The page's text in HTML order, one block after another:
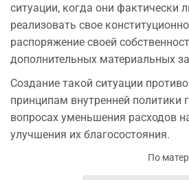
ситуации, когда они фактически
реализовать свое
распоряжение своей
дополнительных материальных
Создание такой ситуации
принципам внутренней политики
вопросах уменьшения расходов
улучшения их благосостояния.
По